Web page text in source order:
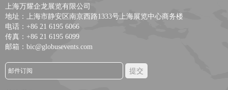
上海万耀企龙展览有限公司
地址：上海市静安区南京西路1333号上海展览中心商务楼
电话：+86 21 6195 6066
传真：+86 21 6195 6099
邮箱：bic@globusevents.com